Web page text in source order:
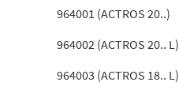
964001 (ACTROS 20..)
964002 (ACTROS 20.. L)
964003 (ACTROS 18.. L)